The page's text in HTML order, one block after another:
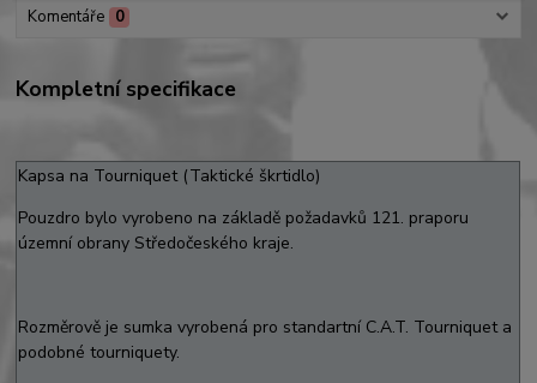
Komentáře 0
Kompletní specifikace
Kapsa na Tourniquet (Taktické škrtidlo)
Pouzdro bylo vyrobeno na základě požadavků 121. praporu
územní obrany Středočeského kraje.
Rozměrově je sumka vyrobená pro standartní C.A.T. Tourniquet a
podobné tourniquety.